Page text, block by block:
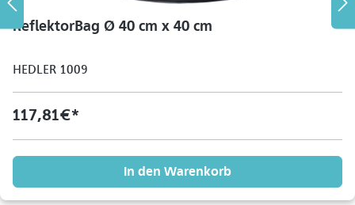
ReflektorBag Ø 40 cm x 40 cm
HEDLER 1009
117,81 €*
In den Warenkorb